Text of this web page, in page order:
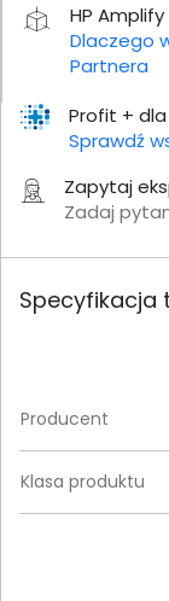
Profit + dla
Sprawdź
Zapytaj
Zadaj
HP
Dlaczego
Partnera
Specyfikacja
Producent
Klasa produktu